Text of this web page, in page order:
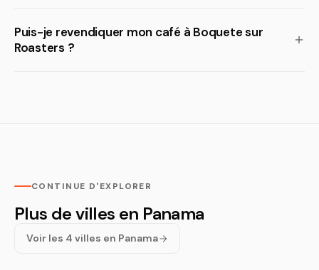
Puis-je revendiquer mon café à Boquete sur
Roasters ?
CONTINUE D'EXPLORER
Plus de villes en Panama
Voir les 4 villes en Panama